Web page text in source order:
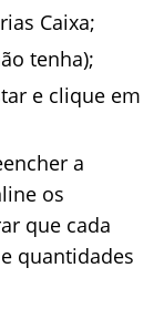
Caixa;
tenha);
e clique em
a
os
que cada
quantidades